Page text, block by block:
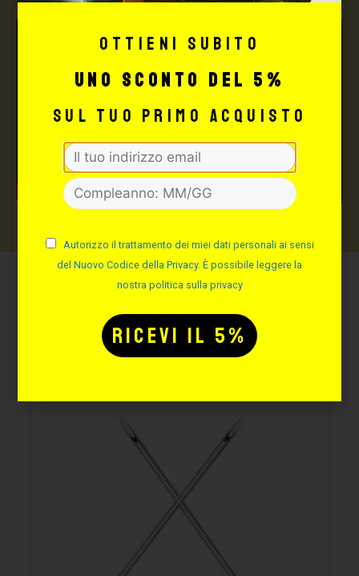
anche:
Ottieni subito
uno sconto del 5%
sul tuo primo acquisto
Autorizzo il trattamento dei miei dati personali ai sensi
del Nuovo Codice della Privacy. È possibile leggere la
nostra politica sulla privacy